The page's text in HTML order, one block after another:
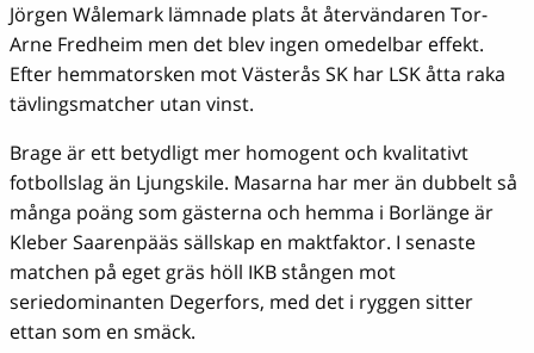
Jörgen Wålemark lämnade plats åt återvändaren Tor-
Arne Fredheim men det blev ingen omedelbar effekt.
Efter hemmatorsken mot Västerås SK har LSK åtta raka
tävlingsmatcher utan vinst.
Brage är ett betydligt mer homogent och kvalitativt
fotbollslag än Ljungskile. Masarna har mer än dubbelt så
många poäng som gästerna och hemma i Borlänge är
Kleber Saarenpääs sällskap en maktfaktor. I senaste
matchen på eget gräs höll IKB stången mot
seriedominanten Degerfors, med det i ryggen sitter
ettan som en smäck.